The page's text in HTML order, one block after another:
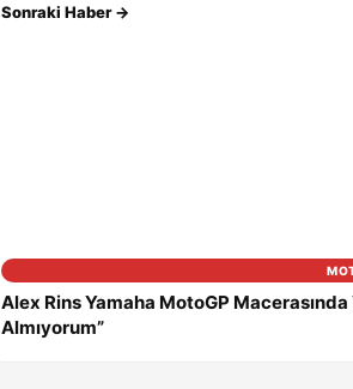
Sonraki Haber →
Alex Rins Yamaha MotoGP Macerasında
Almıyorum”